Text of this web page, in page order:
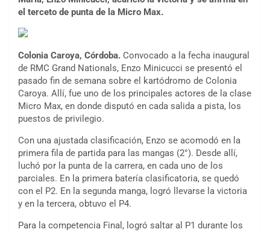
el terceto de punta de la Micro Max.
Colonia Caroya, Córdoba. Convocado a la fecha inaugural
de RMC Grand Nationals, Enzo Minicucci se presentó el
pasado fin de semana sobre el kartódromo de Colonia
Caroya. Allí, fue uno de los principales actores de la clase
Micro Max, en donde disputó en cada salida a pista, los
puestos de privilegio.
Con una ajustada clasificación, Enzo se acomodó en la
primera fila de partida para las mangas (2°). Desde allí,
luchó por la punta de la carrera, en cada uno de los
parciales. En la primera batería clasificatoria, se quedó
con el P2. En la segunda manga, logró llevarse la victoria
y en la tercera, obtuvo el P4.
Para la competencia Final, logró saltar al P1 durante los